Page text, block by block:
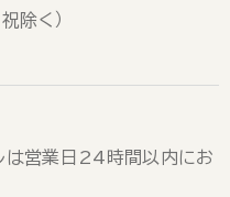
除く）
は営業日24時間以内にお